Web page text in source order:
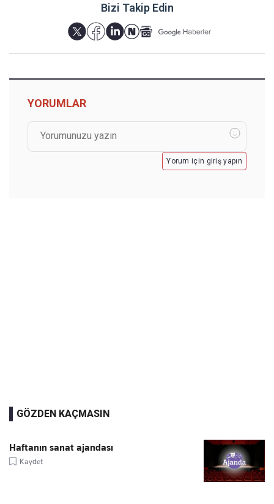
Bizi Takip Edin
YORUMLAR
Yorum için giriş yapın
GÖZDEN KAÇMASIN
Haftanın sanat ajandası
Kaydet